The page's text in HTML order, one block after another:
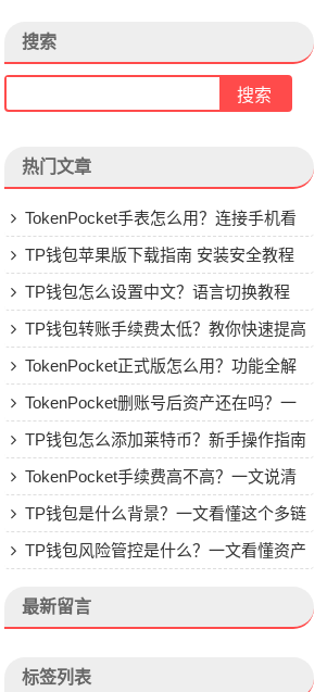
搜索
热门文章
TokenPocket手表怎么用？连接手机看
行情教程
TP钱包苹果版下载指南 安装安全教程
TP钱包怎么设置中文？语言切换教程
TP钱包转账手续费太低？教你快速提高
Gas费
TokenPocket正式版怎么用？功能全解
析与安全使用指南
TokenPocket删账号后资产还在吗？一
文讲清楚
TP钱包怎么添加莱特币？新手操作指南
TokenPocket手续费高不高？一文说清
楚TP钱包是什么背景？一文看懂这个多链
钱包的来头
TP钱包风险管控是什么？一文看懂资产
最新留言
标签列表